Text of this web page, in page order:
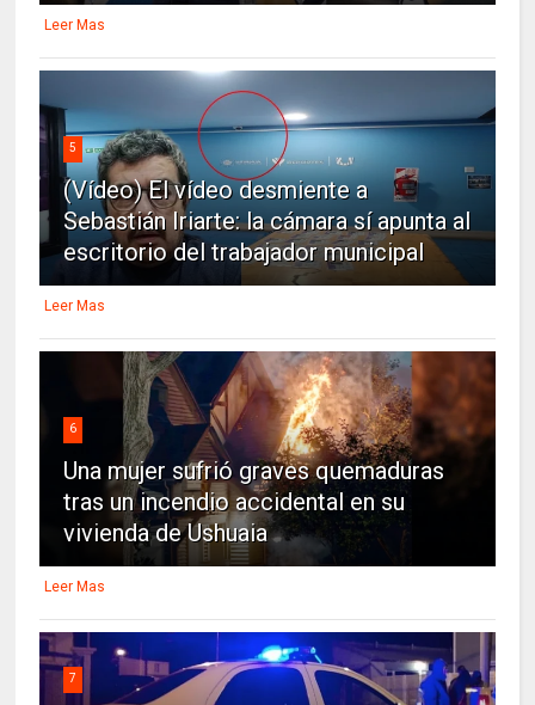
Leer Mas
5
(Vídeo) El vídeo desmiente a
Sebastián Iriarte: la cámara sí apunta al
escritorio del trabajador municipal
Leer Mas
6
Una mujer sufrió graves quemaduras
tras un incendio accidental en su
vivienda de Ushuaia
Leer Mas
7